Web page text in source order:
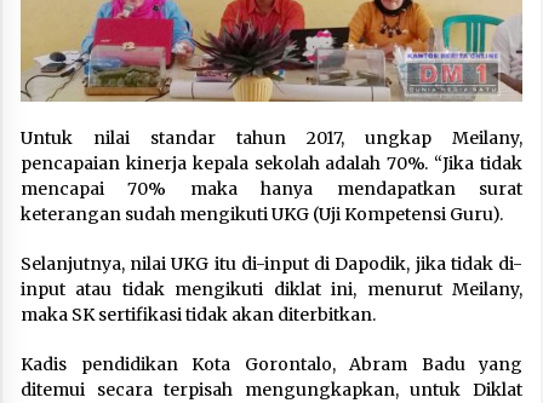
Untuk nilai standar tahun 2017, ungkap Meilany,
pencapaian kinerja kepala sekolah adalah 70%. “Jika tidak
mencapai 70% maka hanya mendapatkan surat
keterangan sudah mengikuti UKG (Uji Kompetensi Guru).
Selanjutnya, nilai UKG itu di-input di Dapodik, jika tidak di-
input atau tidak mengikuti diklat ini, menurut Meilany,
maka SK sertifikasi tidak akan diterbitkan.
Kadis pendidikan Kota Gorontalo, Abram Badu yang
ditemui secara terpisah mengungkapkan, untuk Diklat